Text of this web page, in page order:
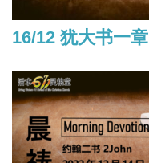
16/12 犹大书一章